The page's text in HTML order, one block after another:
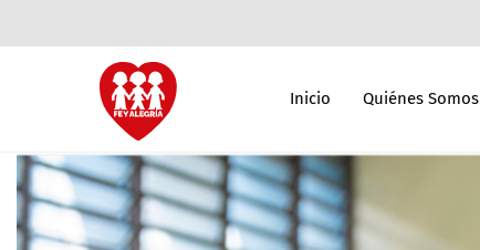
Inicio Quiénes Somos